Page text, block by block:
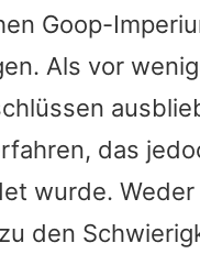
Goop-
Als vor
das
wurde. Weder
den